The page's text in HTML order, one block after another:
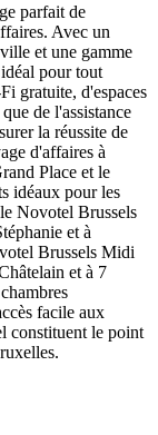
parfait de
Avec un
et une gamme
pour tout
gratuite, d'espaces
de l'assistance
la réussite de
d'affaires à
Place et le
idéaux pour les
Novotel Brussels
et à
Brussels Midi
et à 7
facile aux
constituent le point